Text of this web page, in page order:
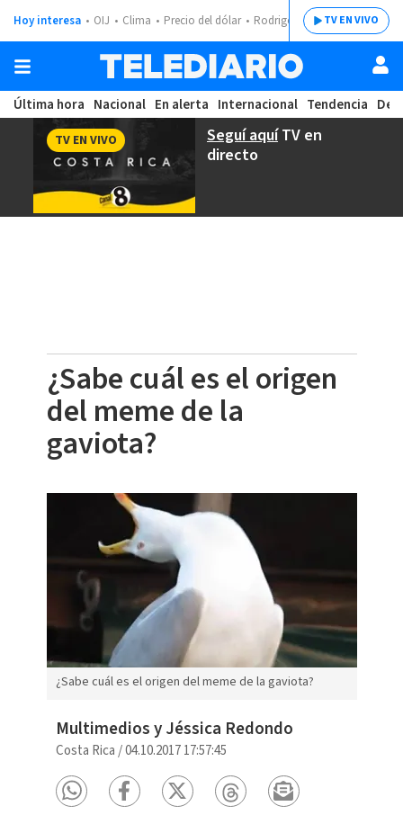
Hoy interesa OIJ Clima Precio del dólar Rodrigo ChavesTV EN VIVO
Última hora Nacional En alerta Internacional Tendencia
Seguí aquíTV en
directo
TV EN VIVO
¿Sabe cuál es el origen
del meme de la
gaviota?
¿Sabe cuál es el origen del meme de la gaviota?
Multimedios y Jéssica Redondo
Costa Rica /04.10.2017 17:57:45